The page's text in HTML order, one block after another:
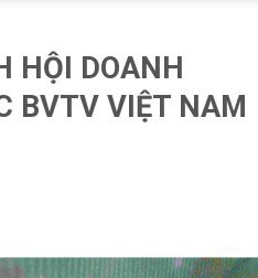
HỘI DOANH
BVTV VIỆT NAM